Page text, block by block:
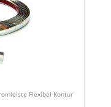
Flexibel Kontur